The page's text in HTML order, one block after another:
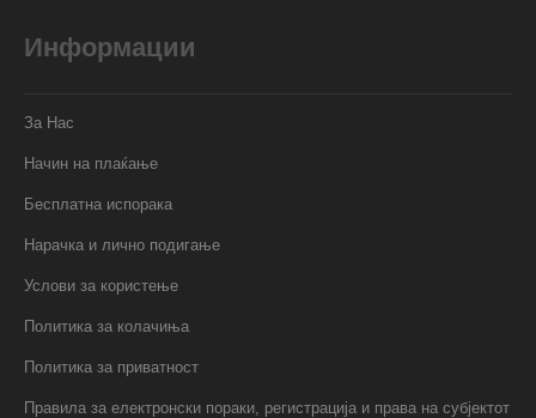
Информации
За Нас
Начин на плаќање
Бесплатна испорака
Нарачка и лично подигање
Услови за користење
Политика за колачиња
Политика за приватност
Правила за електронски пораки, регистрација и права на субјектот